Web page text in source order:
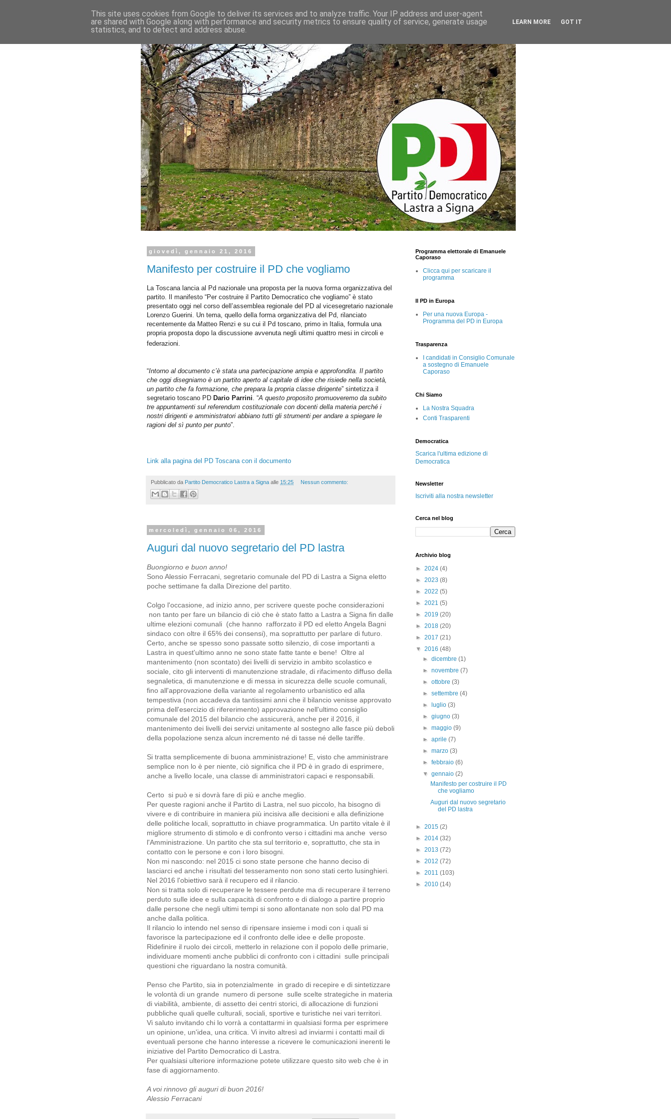
giovedì, gennaio 21, 2016
Manifesto per costruire il PD che vogliamo
La Toscana lancia al Pd nazionale una proposta per la nuova forma organizzativa del
partito. Il manifesto “Per costruire il Partito Democratico che vogliamo” è stato
presentato oggi nel corso dell’assemblea regionale del PD al vicesegretario nazionale
Lorenzo Guerini. Un tema, quello della forma organizzativa del Pd, rilanciato
recentemente da Matteo Renzi e su cui il Pd toscano, primo in Italia, formula una
propria proposta dopo la discussione avvenuta negli ultimi quattro mesi in circoli e
federazioni.
“Intorno al documento c’è stata una partecipazione ampia e approfondita. Il partito
che oggi disegniamo è un partito aperto al capitale di idee che risiede nella società,
un partito che fa formazione, che prepara la propria classe dirigente” sintetizza il
segretario toscano PD Dario Parrini . “A questo proposito promuoveremo da subito
tre appuntamenti sul referendum costituzionale con docenti della materia perché i
nostri dirigenti e amministratori abbiano tutti gli strumenti per andare a spiegare le
ragioni del sì punto per punto”.
Link alla pagina del PD Toscana con il documento
Pubblicato da Partito Democratico Lastra a Signa alle 15:25 Nessun commento:
mercoledì, gennaio 06, 2016
Auguri dal nuovo segretario del PD lastra
Buongiorno e buon anno!
Sono Alessio Ferracani, segretario comunale del PD di Lastra a Signa eletto
poche settimane fa dalla Direzione del partito.
Colgo l'occasione, ad inizio anno, per scrivere queste poche considerazioni
non tanto per fare un bilancio di ciò che è stato fatto a Lastra a Signa fin dalle
ultime elezioni comunali (che hanno rafforzato il PD ed eletto Angela Bagni
sindaco con oltre il 65% dei consensi), ma soprattutto per parlare di futuro.
Certo, anche se spesso sono passate sotto silenzio, di cose importanti a
Lastra in quest'ultimo anno ne sono state fatte tante e bene! Oltre al
mantenimento (non scontato) dei livelli di servizio in ambito scolastico e
sociale, cito gli interventi di manutenzione stradale, di rifacimento diffuso della
segnaletica, di manutenzione e di messa in sicurezza delle scuole comunali,
fino all'approvazione della variante al regolamento urbanistico ed alla
tempestiva (non accadeva da tantissimi anni che il bilancio venisse approvato
prima dell'esercizio di rifererimento) approvazione nell'ultimo consiglio
comunale del 2015 del bilancio che assicurerà, anche per il 2016, il
mantenimento dei livelli dei servizi unitamente al sostegno alle fasce più deboli
della popolazione senza alcun incremento né di tasse né delle tariffe.
Si tratta semplicemente di buona amministrazione! E, visto che amministrare
semplice non lo è per niente, ciò significa che il PD è in grado di esprimere,
anche a livello locale, una classe di amministratori capaci e responsabili.
Certo si può e si dovrà fare di più e anche meglio.
Per queste ragioni anche il Partito di Lastra, nel suo piccolo, ha bisogno di
vivere e di contribuire in maniera più incisiva alle decisioni e alla definizione
delle politiche locali, soprattutto in chiave programmatica. Un partito vitale è il
migliore strumento di stimolo e di confronto verso i cittadini ma anche verso
l'Amministrazione. Un partito che sta sul territorio e, soprattutto, che sta in
contatto con le persone e con i loro bisogni.
Non mi nascondo: nel 2015 ci sono state persone che hanno deciso di
lasciarci ed anche i risultati del tesseramento non sono stati certo lusinghieri.
Nel 2016 l'obiettivo sarà il recupero ed il rilancio.
Non si tratta solo di recuperare le tessere perdute ma di recuperare il terreno
perduto sulle idee e sulla capacità di confronto e di dialogo a partire proprio
dalle persone che negli ultimi tempi si sono allontanate non solo dal PD ma
anche dalla politica.
Il rilancio lo intendo nel senso di ripensare insieme i modi con i quali si
favorisce la partecipazione ed il confronto delle idee e delle proposte.
Ridefinire il ruolo dei circoli, metterlo in relazione con il popolo delle primarie,
individuare momenti anche pubblici di confronto con i cittadini sulle principali
questioni che riguardano la nostra comunità.
Penso che Partito, sia in potenzialmente in grado di recepire e di sintetizzare
le volontà di un grande numero di persone sulle scelte strategiche in materia
di viabilità, ambiente, di assetto dei centri storici, di allocazione di funzioni
pubbliche quali quelle culturali, sociali, sportive e turistiche nei vari territori.
Vi saluto invitando chi lo vorrà a contattarmi in qualsiasi forma per esprimere
un opinione, un'idea, una critica. Vi invito altresì ad inviarmi i contatti mail di
eventuali persone che hanno interesse a ricevere le comunicazioni inerenti le
iniziative del Partito Democratico di Lastra.
Per qualsiasi ulteriore informazione potete utilizzare questo sito web che è in
fase di aggiornamento.
A voi rinnovo gli auguri di buon 2016!
Alessio Ferracani
Programma elettorale di Emanuele
Caporaso
Clicca qui per scaricare il
programma
Il PD in Europa
Per una nuova Europa -
Programma del PD in Europa
Trasparenza
I candidati in Consiglio Comunale
a sostegno di Emanuele
Caporaso
Chi Siamo
La Nostra Squadra
Conti Trasparenti
Democratica
Scarica l'ultima edizione di
Democratica
Newsletter
Iscriviti alla nostra newsletter
Cerca nel blog
Archivio blog
► 2024 (4)
► 2023 (8)
► 2022 (5)
► 2021 (5)
► 2019 (20)
► 2018 (20)
► 2017 (21)
▼ 2016 (48)
►dicembre(1)
►novembre(7)
►ottobre(3)
►settembre(4)
►
luglio(3)
►giugno(3)
►maggio(9)
►aprile(7)
►marzo(3)
►febbraio(6)
▼gennaio(2)
Manifesto per costruire il PD
che vogliamo
Auguri dal nuovo segretario
del PD lastra
► 2015 (2)
► 2014 (32)
► 2013 (72)
► 2012 (72)
► 2011 (103)
► 2010 (14)
This site uses cookies from Google to deliver its services and to analyze traffic. Your IP address and user-agent
are shared with Google along with performance and security metrics to ensure quality of service, generate usage
statistics, and to detect and address abuse.
LEARN MORE GOT IT